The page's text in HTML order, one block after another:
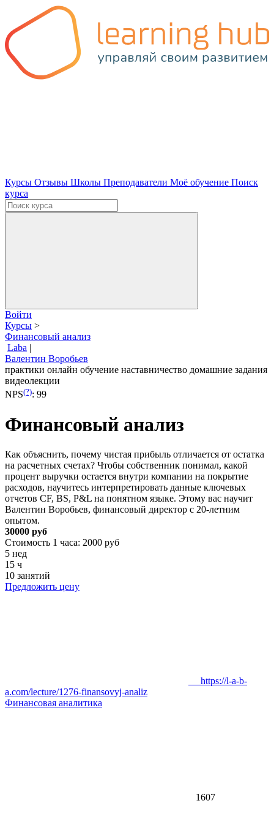
Курсы Отзывы Школы Преподаватели Моё обучение Поиск
курса
Войти
Курсы >
Финансовый анализ
Laba |
Валентин Воробьев
практики онлайн обучение наставничество домашние задания
видеолекции
NPS(?): 99
Финансовый анализ
Как объяснить, почему чистая прибыль отличается от остатка
на расчетных счетах? Чтобы собственник понимал, какой
процент выручки остается внутри компании на покрытие
расходов, научитесь интерпретировать данные ключевых
отчетов CF, BS, P&L на понятном языке. Этому вас научит
Валентин Воробьев, финансовый директор с 20-летним
опытом.
30000 руб
Стоимость 1 часа: 2000 руб
5 нед
15 ч
10 занятий
Предложить цену
https://l-a-b-
a.com/lecture/1276-finansovyj-analiz
Финансовая аналитика
1607